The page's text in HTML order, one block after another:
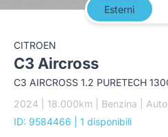
Esterni
CITROEN
C3 Aircross
C3 AIRCROSS 1.2 PURETECH
2024 | 18.000km | Benzina |
ID: 9584466
| 1 disponibili